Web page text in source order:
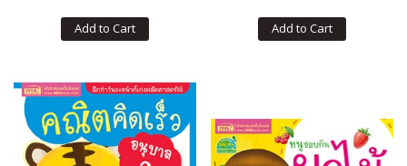
Add to Cart Add to Cart